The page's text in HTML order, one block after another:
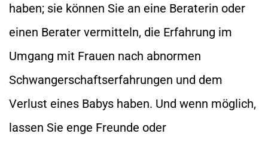
haben; sie können Sie an eine Beraterin oder
einen Berater vermitteln, die Erfahrung im
Umgang mit Frauen nach abnormen
Schwangerschaftserfahrungen und dem
Verlust eines Babys haben. Und wenn möglich,
lassen Sie enge Freunde oder